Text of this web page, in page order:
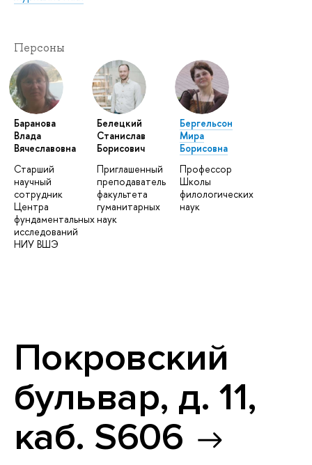
Персоны
Баранова
Влада
Вячеславовна
Старший
научный
сотрудник
Центра
фундаментальных
исследований
НИУ ВШЭ
Белецкий
Станислав
Борисович
Приглашенный
преподаватель
факультета
гуманитарных
наук
Бергельсон
Мира
Борисовна
Профессор
Школы
филологических
наук
Покровский
бульвар, д. 11,
каб. S606